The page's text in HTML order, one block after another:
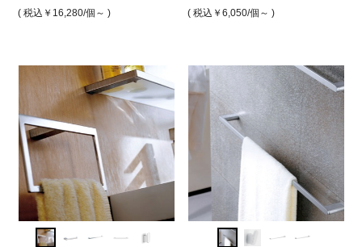
( 税込￥16,280/個～ ) ( 税込￥16,280/個 )
￥6,800/個 ( 税込￥6,050/個～ )